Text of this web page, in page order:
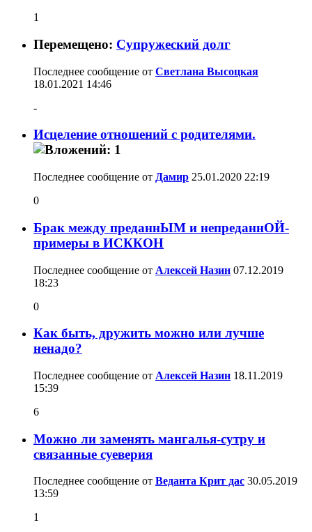
1
Перемещено: Супружеский долг
Последнее сообщение от Светлана Высоцкая
18.01.2021 14:46
-
Исцеление отношений с родителями.
Последнее сообщение от Дамир 25.01.2020 22:19
0
Брак между преданнЫМ и непреданнОЙ-
примеры в ИСККОН
Последнее сообщение от Алексей Назин 07.12.2019
18:23
0
Как быть, дружить можно или лучше
ненадо?
Последнее сообщение от Алексей Назин 18.11.2019
15:39
6
Можно ли заменять мангалья-сутру и
связанные суеверия
Последнее сообщение от Веданта Крит дас 30.05.2019
13:59
1